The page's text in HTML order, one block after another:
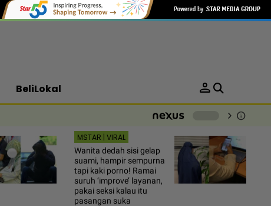
BeliLokal person
chevron_right info
MSTAR | VIRAL
Wanita dedah sisi gelap
suami, hampir sempurna
tapi kaki porno! Ramai
suruh ‘improve’ layanan,
pakai seksi kalau itu
pasangan suka